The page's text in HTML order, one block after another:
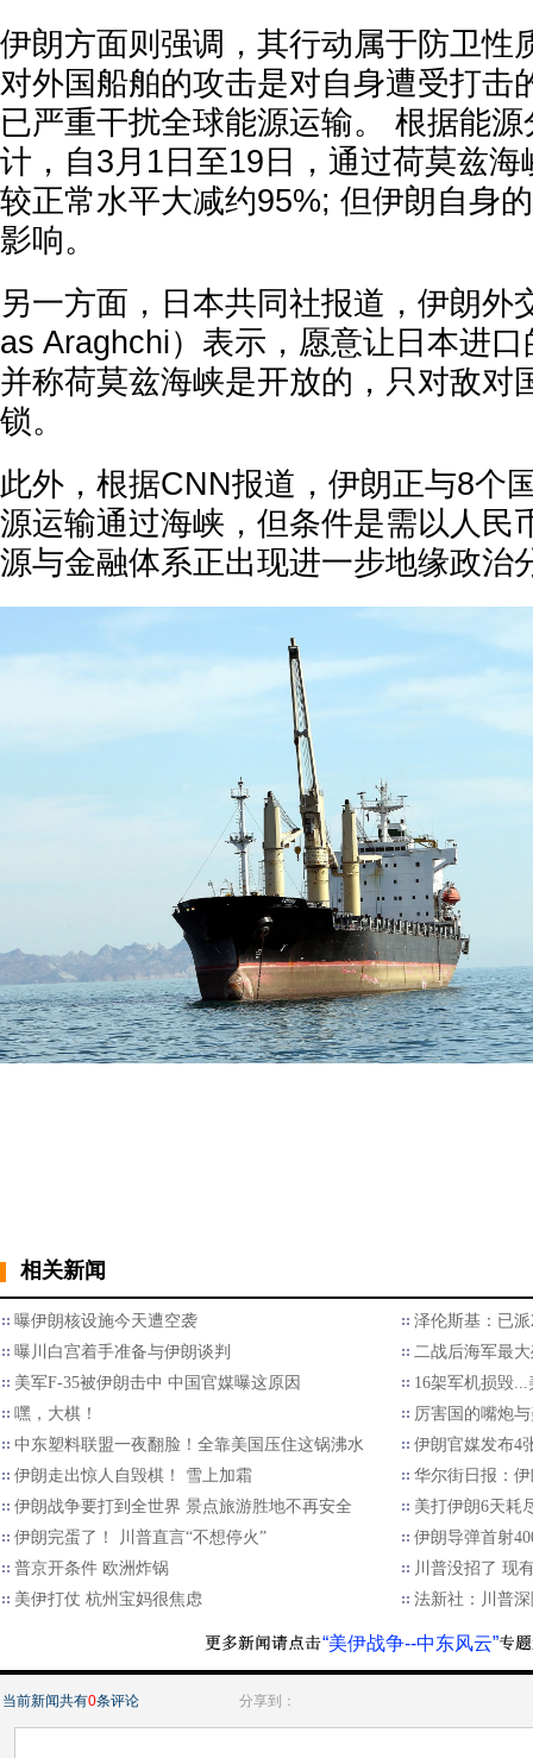
伊朗方面则强调，其行动属于防卫性
对外国船舶的攻击是对自身遭受打击
已严重干扰全球能源运输。 根据能
计，自3月1日至19日，通过荷莫兹
较正常水平大减约95%; 但伊朗自身
影响。
另一方面，日本共同社报道，伊朗外
as Araghchi）表示，愿意让日本进
并称荷莫兹海峡是开放的，只对敌对
锁。
此外，根据CNN报道，伊朗正与8个
源运输通过海峡，但条件是需以人民
源与金融体系正出现进一步地缘政治
相关新闻
曝伊朗核设施今天遭空袭
泽伦斯基：已
曝川白宫着手准备与伊朗谈判
二战后海军最
美军F-35被伊朗击中 中国官媒曝这原因
16架军机损毁
嘿，大棋！
厉害国的嘴炮
中东塑料联盟一夜翻脸！全靠美国压住这锅沸水
伊朗官媒发布4
伊朗走出惊人自毁棋！ 雪上加霜
华尔街日报：
伊朗战争要打到全世界 景点旅游胜地不再安全
美打伊朗6天耗
伊朗完蛋了！ 川普直言“不想停火”
伊朗导弹首射
普京开条件 欧洲炸锅
川普没招了 现
美伊打仗 杭州宝妈很焦虑
法新社：川普
“美伊战争--中东风云”
当前新闻共有0条评论 分享到：